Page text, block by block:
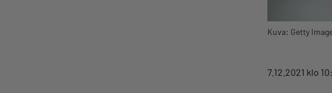
Kuva: Getty
7.12.2021 klo